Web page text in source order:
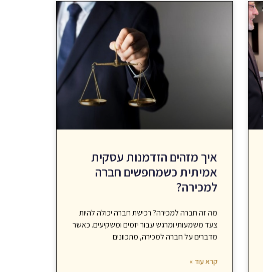
איך מזהים הזדמנות עסקית
אמיתית כשמחפשים חברה
למכירה?
מה זה חברה למכירה? רכישת חברה יכולה להיות
צעד משמעותי ומרגש עבור יזמים ומשקיעים. כאשר
מדברים על חברה למכירה, מתכוונים
קרא עוד »